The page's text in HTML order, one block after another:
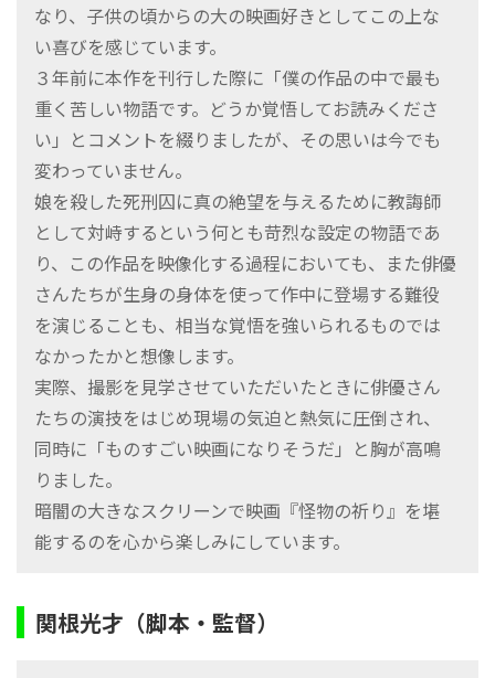
なり、子供の頃からの大の映画好きとしてこの上な
い喜びを感じています。
３年前に本作を刊行した際に「僕の作品の中で最も
重く苦しい物語です。どうか覚悟してお読みくださ
い」とコメントを綴りましたが、その思いは今でも
変わっていません。
娘を殺した死刑囚に真の絶望を与えるために教誨師
として対峙するという何とも苛烈な設定の物語であ
り、この作品を映像化する過程においても、また俳優
さんたちが生身の身体を使って作中に登場する難役
を演じることも、相当な覚悟を強いられるものでは
なかったかと想像します。
実際、撮影を見学させていただいたときに俳優さん
たちの演技をはじめ現場の気迫と熱気に圧倒され、
同時に「ものすごい映画になりそうだ」と胸が高鳴
りました。
暗闇の大きなスクリーンで映画『怪物の祈り』を堪
能するのを心から楽しみにしています。
関根光才（脚本・監督）